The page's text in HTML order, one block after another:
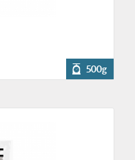
500g